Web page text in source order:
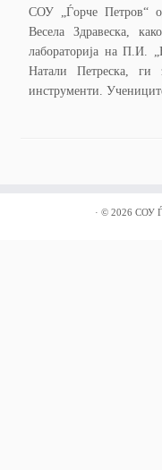
СОУ „Ѓорче Петров“
Весела Здравеска,
лабораторија на П.И.
Натали Петреска, ги
инструменти.
· © 2026 СОУ